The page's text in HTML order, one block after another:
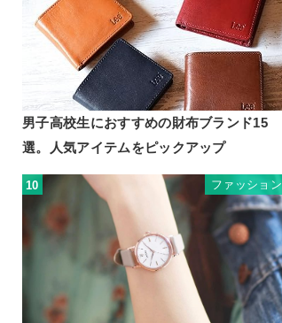
男子高校生におすすめの財布ブランド15
選。人気アイテムをピックアップ
10 ファッション